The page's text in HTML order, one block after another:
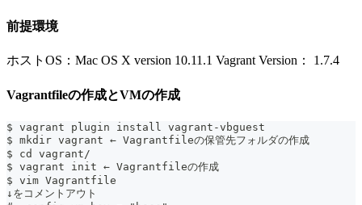
前提環境
ホストOS：Mac OS X version 10.11.1 Vagrant Version： 1.7.4
Vagrantfileの作成とVMの作成
$ vagrant plugin install vagrant-vbguest
$ mkdir vagrant ← Vagrantfileの保管先フォルダの作成
$ cd vagrant/
$ vagrant init ← Vagrantfileの作成
$ vim Vagrantfile
↓をコメントアウト